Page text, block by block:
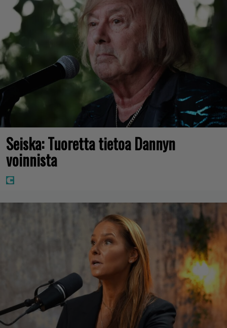
Seiska: Tuoretta tietoa Dannyn
voinnista